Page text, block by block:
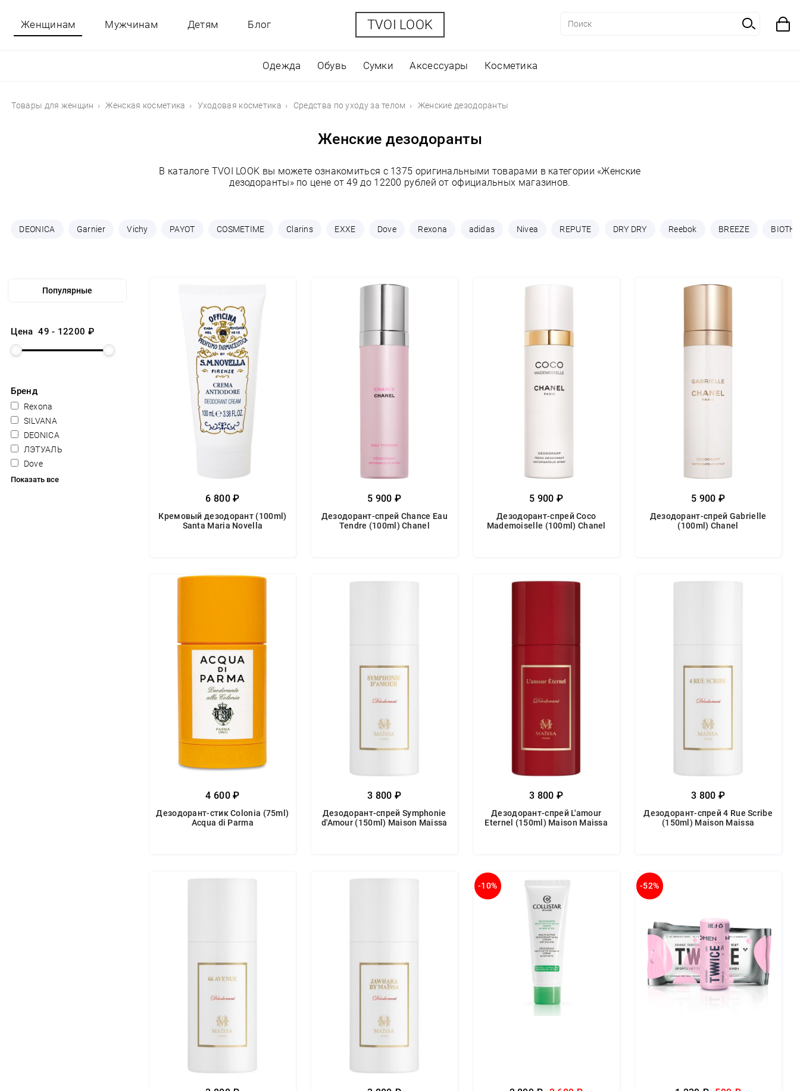
Женщинам
Одежда Обувь Сумки Аксессуары Косметика
Мужчинам Детям Блог TVOI LOOK
Товары для женщин Женская косметика Уходовая косметика Средства по уходу за телом Женские дезодоранты
Женские дезодоранты
В каталоге TVOI LOOK вы можете ознакомиться с 1375 оригинальными товарами в категории «Женские
дезодоранты» по цене от 49 до 12200 рублей от официальных магазинов.
DEONICA Garnier Vichy PAYOT COSMETIME Clarins EXXE Dove Rexona adidas Nivea REPUTE DRY DRY Reebok BREEZE
Цена49 - 12200 ₽
Бренд
Rexona
SILVANA
DEONICA
ЛЭТУАЛЬ
Dove
Показать все
6 800 ₽
Кремовый дезодорант (100ml)
Santa Maria Novella
5 900 ₽
Дезодорант-спрей Chance Eau
Tendre (100ml) Chanel
5 900 ₽
Дезодорант-спрей Coco
Mademoiselle (100ml) Chanel
5 900 ₽
Дезодорант-спрей Gabrielle
(100ml) Chanel
4 600 ₽
Дезодорант-стик Colonia (75ml)
Acqua di Parma
3 800 ₽
Дезодорант-спрей Symphonie
d'Amour (150ml) Maison Maissa
3 800 ₽
Дезодорант-спрей L'amour
Eternel (150ml) Maison Maissa
3 800 ₽
Дезодорант-спрей 4 Rue Scribe
(150ml) Maison Maissa
-10% -52%